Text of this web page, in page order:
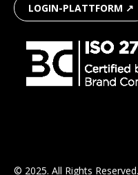
LOGIN-PLATTFORM ↗
© 2025. All Rights Reserved.